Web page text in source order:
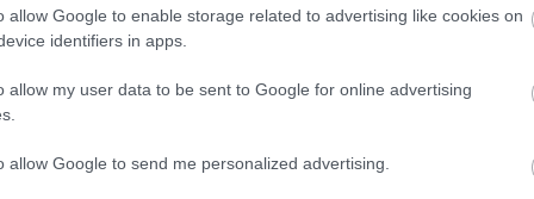
allow Google to enable storage related to advertising like cookies on
identifiers in apps.
allow my user data to be sent to Google for online advertising
allow Google to send me personalized advertising.
köszönheti, aki a 2010-es években kezdett
borvidéken követik.